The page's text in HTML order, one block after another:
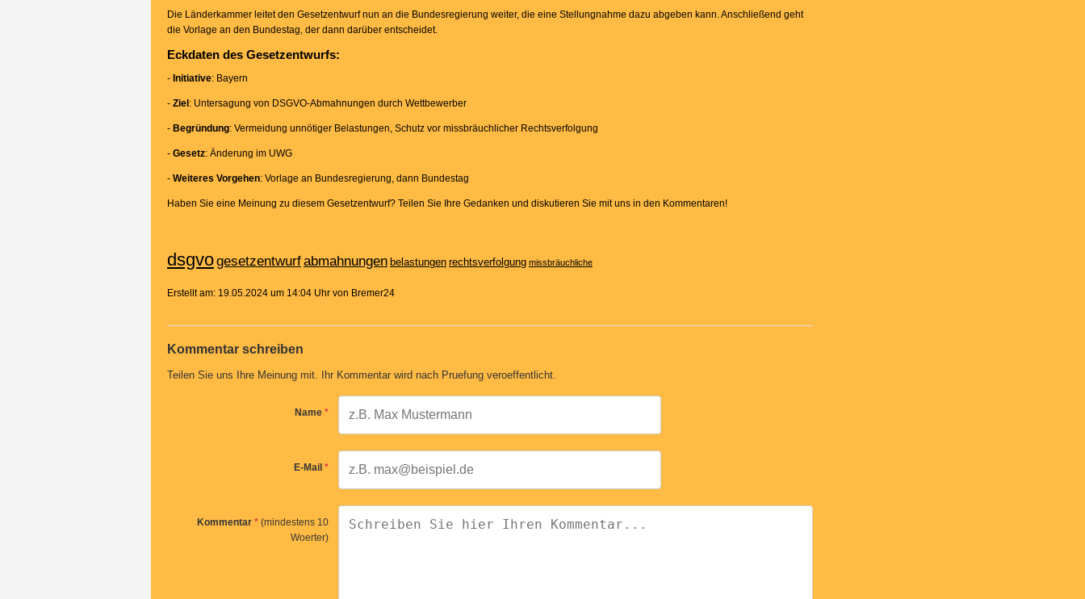
Die Länderkammer leitet den Gesetzentwurf nun an die Bundesregierung weiter, die eine Stellungnahme dazu abgeben kann. Anschließend geht
die Vorlage an den Bundestag, der dann darüber entscheidet.
Eckdaten des Gesetzentwurfs:
- Initiative: Bayern
- Ziel : Untersagung von DSGVO-Abmahnungen durch Wettbewerber
- Begründung: Vermeidung unnötiger Belastungen, Schutz vor missbräuchlicher Rechtsverfolgung
- Gesetz: Änderung im UWG
- Weiteres Vorgehen: Vorlage an Bundesregierung, dann Bundestag
Haben Sie eine Meinung zu diesem Gesetzentwurf? Teilen Sie Ihre Gedanken und diskutieren Sie mit uns in den Kommentaren!
dsgvogesetzentwurfabmahnungen belastungen rechtsverfolgung missbräuchliche
Erstellt am: 19.05.2024 um 14:04 Uhr von Bremer24
Kommentar schreiben
Teilen Sie uns Ihre Meinung mit. Ihr Kommentar wird nach Pruefung veroeffentlicht.
Name *
E-Mail *
Kommentar * (mindestens 10
Woerter)